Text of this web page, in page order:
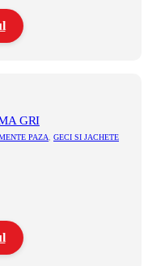
GRI
PAZA
GECI SI JACHETE